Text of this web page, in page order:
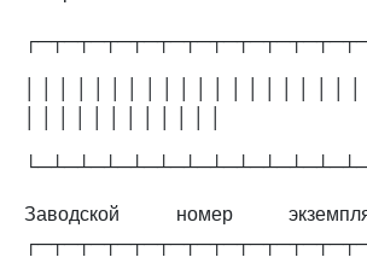
Заводской номер